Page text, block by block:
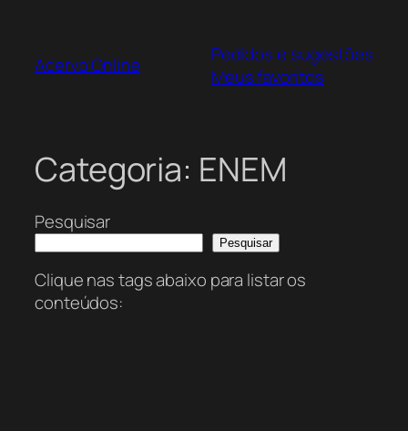
Acervo Online
Pedidos e sugestões
Meus favoritos
Categoria: ENEM
Pesquisar
Pesquisar
Clique nas tags abaixo para listar os
conteúdos: